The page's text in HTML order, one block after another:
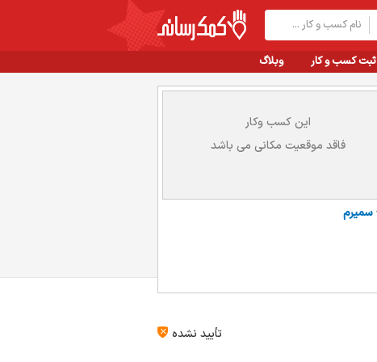
وبلاگ ثبت کسب و کار
این کسب وکار
فاقد موقعیت مکانی می باشد
سمیرم
تأیید نشده